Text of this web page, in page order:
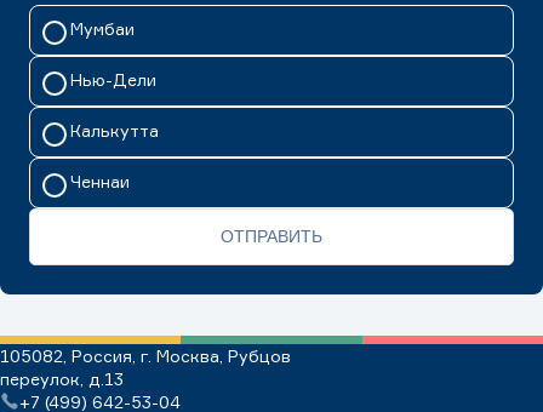
Мумбаи
Нью-Дели
Калькутта
Ченнаи
ОТПРАВИТЬ
105082, Россия, г. Москва, Рубцов
переулок, д.13
+7 (499) 642-53-04